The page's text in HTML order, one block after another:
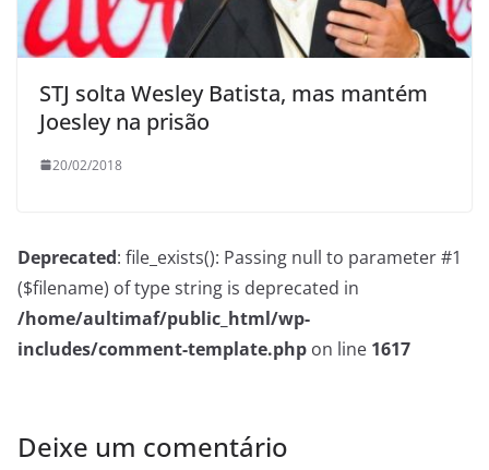
STJ solta Wesley Batista, mas mantém
Joesley na prisão
20/02/2018
Deprecated: file_exists(): Passing null to parameter #1
($filename) of type string is deprecated in
/home/aultimaf/public_html/wp-
includes/comment-template.php on line 1617
Deixe um comentário